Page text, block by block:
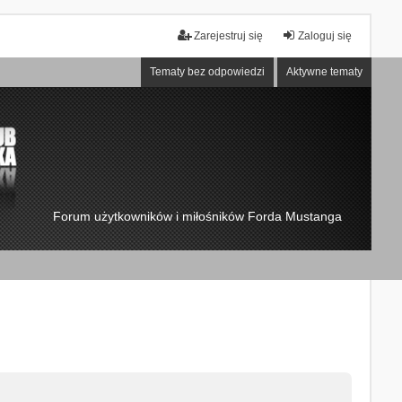
Zaloguj się
Zarejestruj się
Tematy bez odpowiedzi Aktywne tematy
Forum użytkowników i miłośników Forda Mustanga